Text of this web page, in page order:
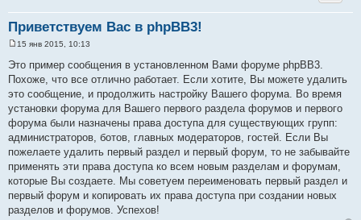
Приветствуем Вас в phpBB3!
о
б
е
н
е
15 янв 2015, 10:13
Это пример сообщения в установленном Вами форуме phpBB3.
Похоже, что все отлично работает. Если хотите, Вы можете удалить
это сообщение, и продолжить настройку Вашего форума. Во время
установки форума для Вашего первого раздела форумов и первого
форума были назначены права доступа для существующих групп:
администраторов, ботов, главных модераторов, гостей. Если Вы
пожелаете удалить первый раздел и первый форум, то не забывайте
применять эти права доступа ко всем новым разделам и форумам,
которые Вы создаете. Мы советуем переименовать первый раздел и
первый форум и копировать их права доступа при создании новых
разделов и форумов. Успехов!